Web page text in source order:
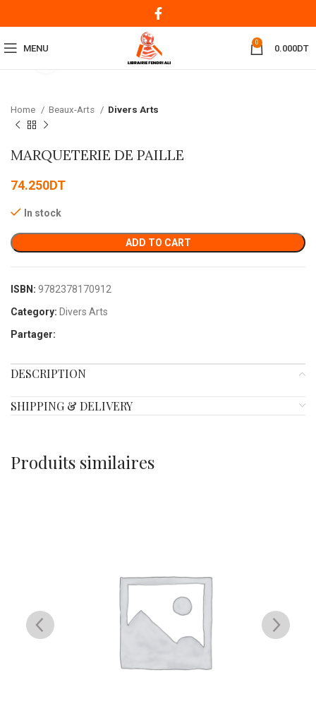
MENU
0
0.000DT
Click to enlarge
Home Beaux-Arts Divers Arts
MARQUETERIE DE PAILLE
74.250DT
In stock
ADD TO CART
ISBN: 9782378170912
Category: Divers Arts
Partager:
DESCRIPTION
SHIPPING & DELIVERY
Produits similaires